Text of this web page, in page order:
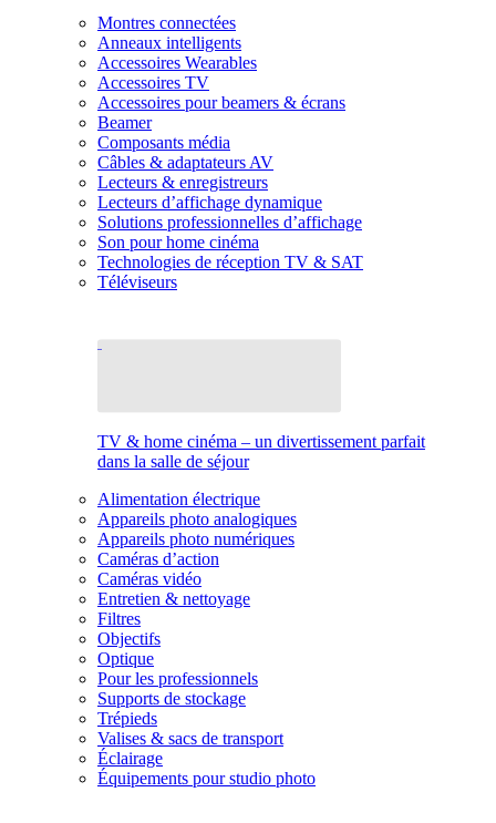
Montres connectées
Anneaux intelligents
Accessoires Wearables
Accessoires TV
Accessoires pour beamers & écrans
Beamer
Composants média
Câbles & adaptateurs AV
Lecteurs & enregistreurs
Lecteurs d’affichage dynamique
Solutions professionnelles d’affichage
Son pour home cinéma
Technologies de réception TV & SAT
Téléviseurs
TV & home cinéma – un divertissement parfait
dans la salle de séjour
Alimentation électrique
Appareils photo analogiques
Appareils photo numériques
Caméras d’action
Caméras vidéo
Entretien & nettoyage
Filtres
Objectifs
Optique
Pour les professionnels
Supports de stockage
Trépieds
Valises & sacs de transport
Éclairage
Équipements pour studio photo